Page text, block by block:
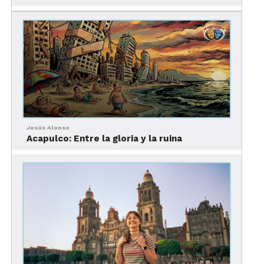
en pro del medio ambiente, Gamma implementó
en sus habitaciones dispensadores de productos
de Botanicus –empresa 100% mexicana que
ofrece productos de belleza y cuidado personal de
la más alta calidad–.
Por otra parte, este nuevo hotel es perfecto para
los viajes de trabajo, ya que es el hogar de un
centro de negocios y diversos salones con la
Jesús Alonso
Acapulco: Entre la gloria y la ruina